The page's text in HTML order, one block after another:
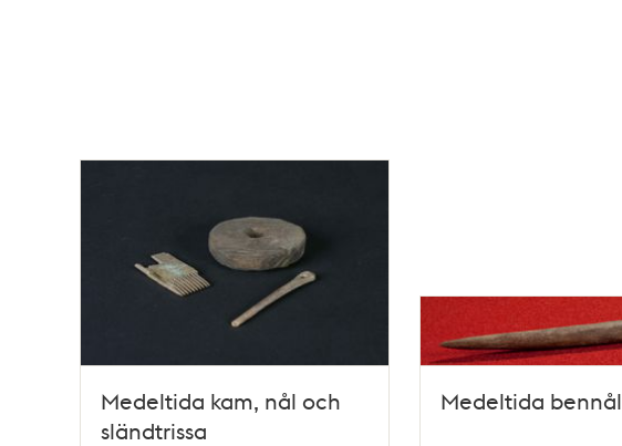
Medeltida kam, nål och
sländtrissa
Medeltida bennål